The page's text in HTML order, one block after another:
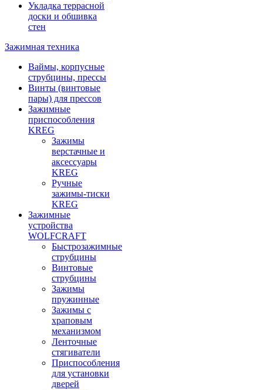
Укладка террасной
доски и обшивка
стен
Зажимная техника
Ваймы, корпусные
струбцины, прессы
Винты (винтовые
пары) для прессов
Зажимные
приспособления
KREG
Зажимы
верстачные и
аксессуары
KREG
Ручные
зажимы-тиски
KREG
Зажимные
устройства
WOLFCRAFT
Быстрозажимные
струбцины
Винтовые
струбцины
Зажимы
пружинные
Зажимы с
храповым
механизмом
Ленточные
стягиватели
Приспособления
для установки
дверей